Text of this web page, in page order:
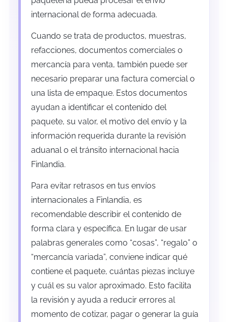
internacional de forma adecuada.
Cuando se trata de productos, muestras,
refacciones, documentos comerciales o
mercancía para venta, también puede ser
necesario preparar una factura comercial o
una lista de empaque. Estos documentos
ayudan a identificar el contenido del
paquete, su valor, el motivo del envío y la
información requerida durante la revisión
aduanal o el tránsito internacional hacia
Finlandia.
Para evitar retrasos en tus envíos
internacionales a Finlandia, es
recomendable describir el contenido de
forma clara y específica. En lugar de usar
palabras generales como “cosas”, “regalo” o
“mercancía variada”, conviene indicar qué
contiene el paquete, cuántas piezas incluye
y cuál es su valor aproximado. Esto facilita
la revisión y ayuda a reducir errores al
momento de cotizar, pagar o generar la guía